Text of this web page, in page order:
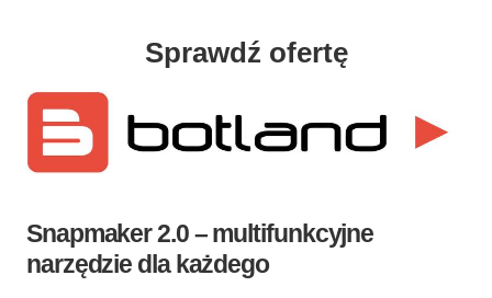
Sprawdź ofertę
Snapmaker 2.0 – multifunkcyjne
narzędzie dla każdego